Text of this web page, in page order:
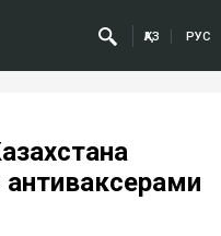
ҚАЗ РУС